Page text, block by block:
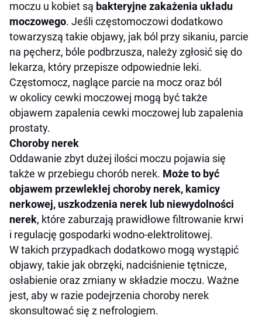
moczu u kobiet są bakteryjne zakażenia układu
moczowego. Jeśli częstomoczowi dodatkowo
towarzyszą takie objawy, jak ból przy sikaniu, parcie
na pęcherz, bóle podbrzusza, należy zgłosić się do
lekarza, który przepisze odpowiednie leki.
Częstomocz, naglące parcie na mocz oraz ból
w okolicy cewki moczowej mogą być także
objawem zapalenia cewki moczowej lub zapalenia
prostaty.
Choroby nerek
Oddawanie zbyt dużej ilości moczu pojawia się
także w przebiegu chorób nerek. Może to być
objawem przewlekłej choroby nerek, kamicy
nerkowej, uszkodzenia nerek lub niewydolności
nerek, które zaburzają prawidłowe filtrowanie krwi
i regulację gospodarki wodno-elektrolitowej.
W takich przypadkach dodatkowo mogą wystąpić
objawy, takie jak obrzęki, nadciśnienie tętnicze,
osłabienie oraz zmiany w składzie moczu. Ważne
jest, aby w razie podejrzenia choroby nerek
skonsultować się z nefrologiem.